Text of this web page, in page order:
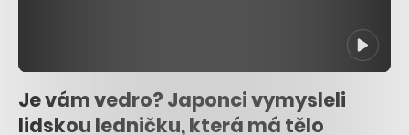
Je vám vedro? Japonci vymysleli
lidskou ledničku, která má tělo